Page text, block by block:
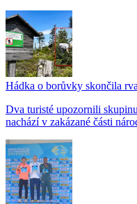
Hádka o borůvky skončila
Dva turisté upozornili
nachází v zakázané části